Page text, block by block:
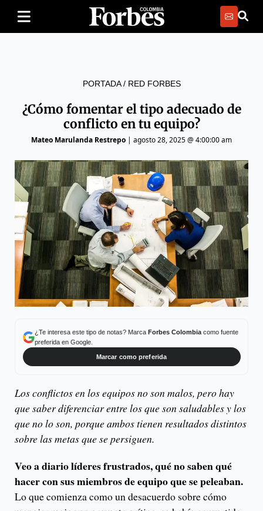
PORTADA/ RED FORBES
¿Cómo fomentar el tipo adecuado de
conflicto en tu equipo?
Mateo Marulanda Restrepo | agosto 28, 2025 @ 4:00:00 am
¿Te interesa este tipo de notas? Marca Forbes Colombiacomo fuente
preferida en Google.
Marcar como preferida
Los conflictos en los equipos no son malos, pero hay
que saber diferenciar entre los que son saludables y los
que no lo son, porque ambos tienen resultados distintos
sobre las metas que se persiguen.
Veo a diario líderes frustrados, qué no saben qué
hacer con sus miembros de equipo que se peleaban.
Lo que comienza como un desacuerdo sobre cómo